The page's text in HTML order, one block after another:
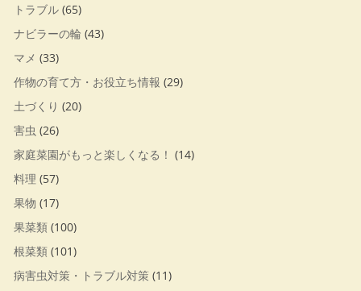
トラブル (65)
ナビラーの輪 (43)
マメ (33)
作物の育て方・お役立ち情報 (29)
土づくり (20)
害虫 (26)
家庭菜園がもっと楽しくなる！ (14)
料理 (57)
果物 (17)
果菜類 (100)
根菜類 (101)
病害虫対策・トラブル対策 (11)